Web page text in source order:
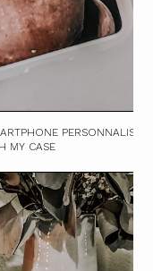
PERSONNALISÉE
MY CASE